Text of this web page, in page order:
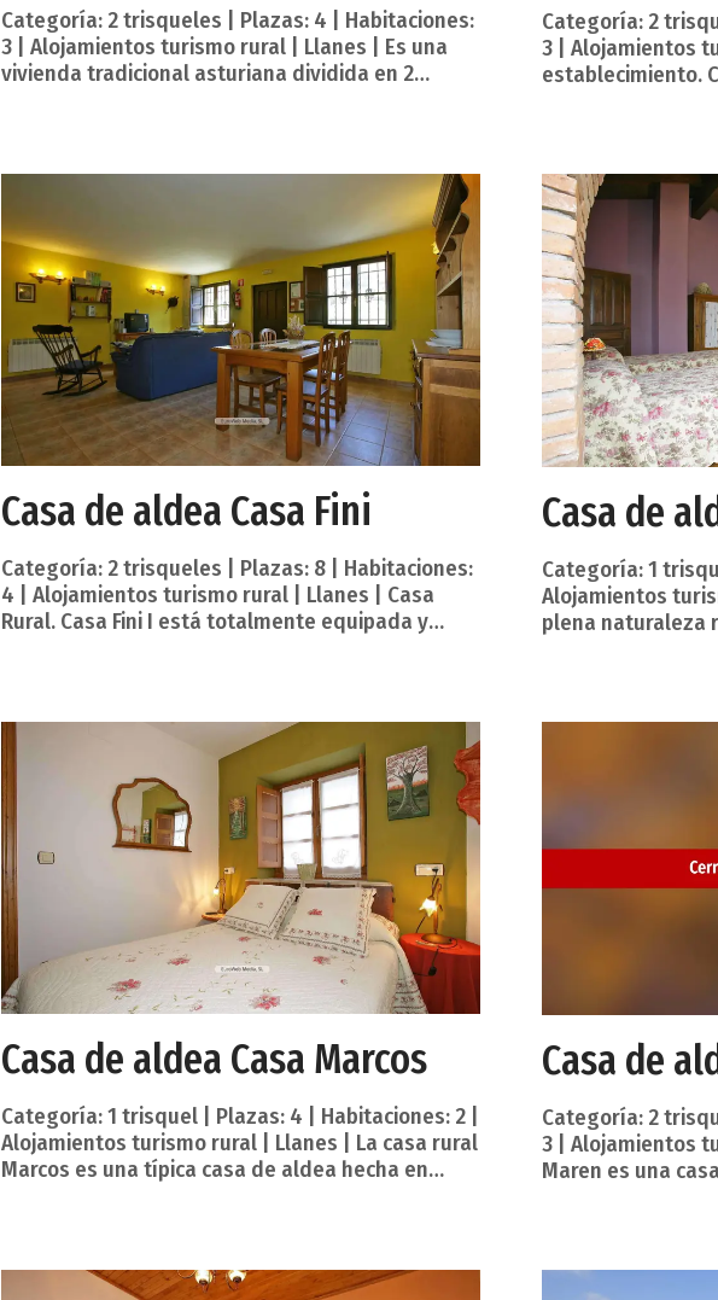
Categoría: 2 trisqueles | Plazas: 4 | Habitaciones:
3 | Alojamientos turismo rural | Llanes | Es una
vivienda tradicional asturiana dividida en 2
y un aseo. Por este pueblo solo pasa la carretera
que le da acceso por lo que no hay problema de
ruido con el tránsito de coches. Está situada a 8
kilómetros de la costa, a 25 de Covadonga y a 20
del Parque Nacional de los Picos de Europa. Playa
a unos 6
Categoría: 2
3 | Alojamientos
establecimiento.
tradición
gastronomía,
picos de Europa.
vanguardia,
enamorados.. Y
Llanes todo, sin
Casa de aldea Casa Fini
Categoría: 2 trisqueles | Plazas: 8 | Habitaciones:
4 | Alojamientos turismo rural | Llanes | Casa
Rural. Casa Fini I está totalmente equipada y
en Porrúa, un pueblo rural a 4 KM de Llanes. El
pueblo se encuentran a escasos 4 KM de la playa
más cercana. Casa Fini está acondicionada con
todas las comodidades necesarias para pasar
unas vacaciones agradables en plena naturaleza.
Disfrutarás de la tr
Casa de
Categoría: 1
Alojamientos
plena naturaleza
establecimiento.
Europa. Cultura
Casa de aldea Casa Marcos
Categoría: 1 trisquel | Plazas: 4 | Habitaciones: 2 |
Alojamientos turismo rural | Llanes | La casa rural
Marcos es una típica casa de aldea hecha en
Sierra del Cuera y a la playa, de la que solo dista
Casa de
Categoría: 2
3 | Alojamientos
Maren es una
enorme valor